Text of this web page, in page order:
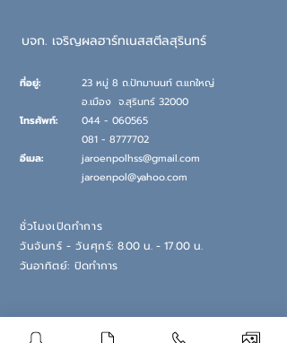
บจก. เจริญผลฮาร์ทเนสสตีลสุรินทร์
ที่อยู่:
โทรศัพท์:
อีเมล:
23 หมู่ 8 ถ.ปัทมานนท์ ต.แกใหญ่
อ.เมือง จ.สุรินทร์ 32000
044 - 060565
081 - 8777702
jaroenpolhss@gmail.com
jaroenpol@yahoo.com
ชั่วโมงเปิดทำการ
วันจันทร์ - วันศุกร์: 8.00 น. - 17.00 น.
วันอาทิตย์: ปิดทำการ
รับจดหมายข่าวของเรา